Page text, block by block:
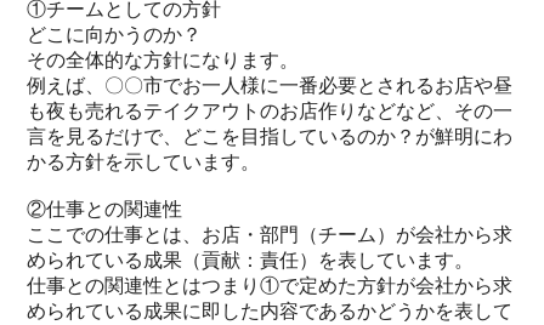
①チームとしての方針
どこに向かうのか？
その全体的な方針になります。
例えば、〇〇市でお一人様に一番必要とされるお店や昼
も夜も売れるテイクアウトのお店作りなどなど、その一
言を見るだけで、どこを目指しているのか？が鮮明にわ
かる方針を示しています。
②仕事との関連性
ここでの仕事とは、お店・部門（チーム）が会社から求
められている成果（貢献：責任）を表しています。
仕事との関連性とはつまり①で定めた方針が会社から求
められている成果に即した内容であるかどうかを表して